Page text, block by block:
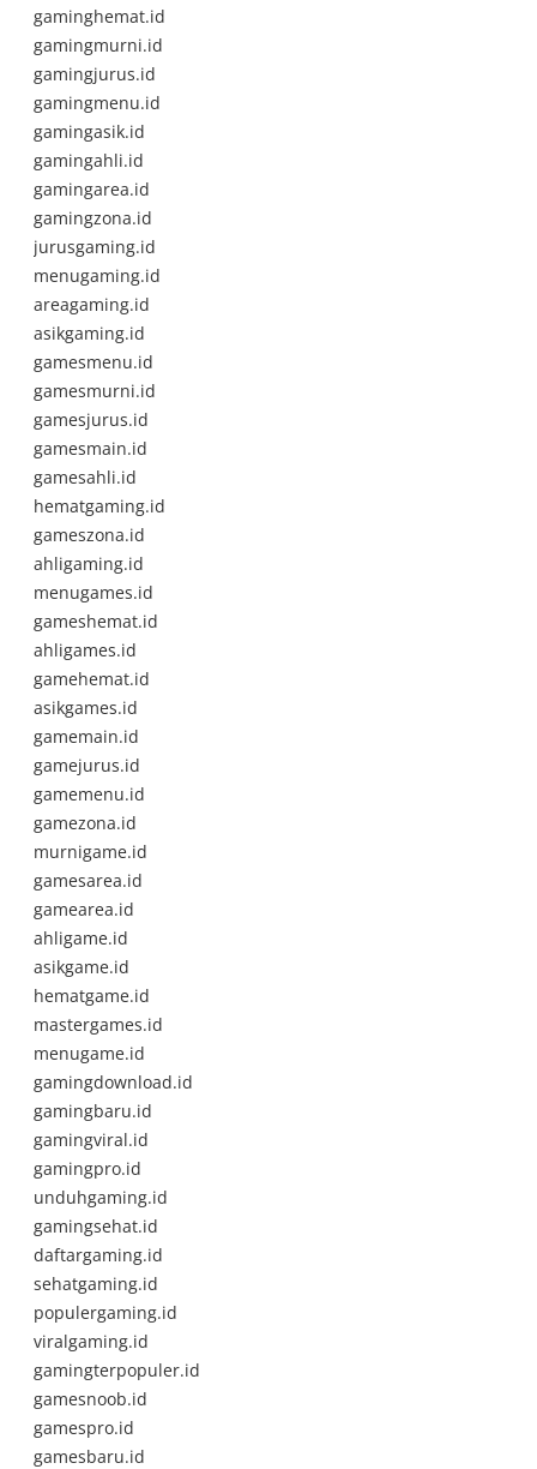
gaminghemat.id
gamingmurni.id
gamingjurus.id
gamingmenu.id
gamingasik.id
gamingahli.id
gamingarea.id
gamingzona.id
jurusgaming.id
menugaming.id
areagaming.id
asikgaming.id
gamesmenu.id
gamesmurni.id
gamesjurus.id
gamesmain.id
gamesahli.id
hematgaming.id
gameszona.id
ahligaming.id
menugames.id
gameshemat.id
ahligames.id
gamehemat.id
asikgames.id
gamemain.id
gamejurus.id
gamemenu.id
gamezona.id
murnigame.id
gamesarea.id
gamearea.id
ahligame.id
asikgame.id
hematgame.id
mastergames.id
menugame.id
gamingdownload.id
gamingbaru.id
gamingviral.id
gamingpro.id
unduhgaming.id
gamingsehat.id
daftargaming.id
sehatgaming.id
populergaming.id
viralgaming.id
gamingterpopuler.id
gamesnoob.id
gamespro.id
gamesbaru.id